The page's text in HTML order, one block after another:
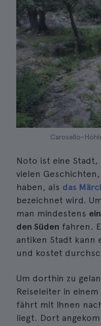
Carosello-
Noto ist eine Stadt,
vielen
haben, als das
bezeichnet wird.
man mindestens
den Süden fahren.
antiken Stadt kann
und kostet
Um dorthin zu
Reiseleiter in
fährt mit Ihnen
liegt. Dort